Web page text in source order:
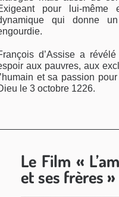
pour lui-
qui donne
d’Assise a
aux pauvres, aux
et sa passion
le 3 octobre 1226.
Le Film «
et ses frères »